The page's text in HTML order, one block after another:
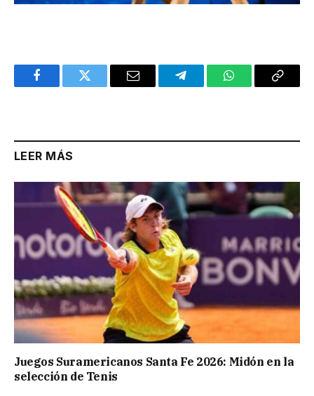
FacebookTwitter Email TelegramWhatsAppCopy
LEER MÁS
Juegos Suramericanos Santa Fe 2026: Midón en la
selección de Tenis